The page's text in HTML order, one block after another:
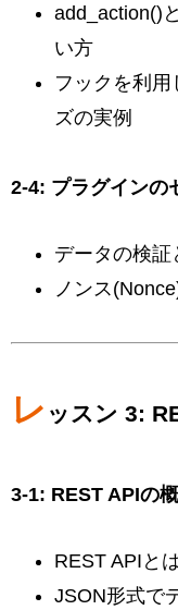
add_action()
い方
フックを利用
ズの実例
2-4: プラグインの
データの検
ノンス
レ ッスン 3:
3-1: REST APIの
REST APIと
JSON形式で